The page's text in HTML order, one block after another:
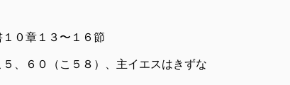
０章１３〜１６節
、６０（こ５８）、主イエスはきずな